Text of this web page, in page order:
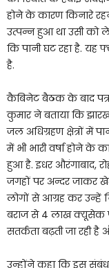
होने के कारण किनारे
उत्पन्न हुआ था उसी को
कि पानी घट रहा है. यह
है.
कैबिनेट बैठक के बाद
कुमार ने बताया कि
जल अधिग्रहण क्षेत्रों में
में भी भारी वर्षा होने के
हुआ है. इधर औरंगाबाद,
जगहों पर अन्दर जाकर
लोगों से आग्रह कर उन्हें
बराज से 4 लाख क्यूसेक
सतर्कता बढ़ती जा रही है
उन्होंने कहा कि इस